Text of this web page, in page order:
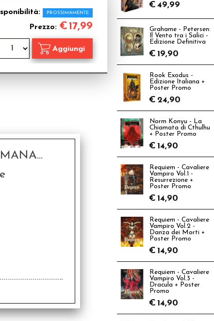
PROSSIMAMENTE
Prezzo: €17,99
€ 49,99
Grahame - Petersen:
Il Vento tra i Salici -
Edizione Definitiva
€ 19,90
Rook Exodus -
Edizione Italiana +
Poster Promo
€ 24,90
Norm Konyu - La
Chiamata di Cthulhu
+ Poster Promo
€ 14,90
Requiem - Cavaliere
Vampiro Vol.1 -
Resurrezione +
Poster Promo
€ 14,90
Requiem - Cavaliere
Vampiro Vol.2 -
Danza dei Morti +
Poster Promo
€ 14,90
Requiem - Cavaliere
Vampiro Vol.3 -
Dracula + Poster
Promo
€ 14,90